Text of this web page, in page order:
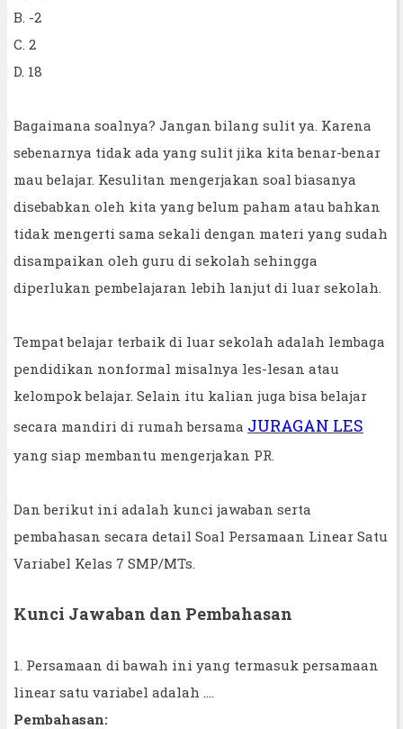
B. -2
C. 2
D. 18
Bagaimana soalnya? Jangan bilang sulit ya. Karena
sebenarnya tidak ada yang sulit jika kita benar-benar
mau belajar. Kesulitan mengerjakan soal biasanya
disebabkan oleh kita yang belum paham atau bahkan
tidak mengerti sama sekali dengan materi yang sudah
disampaikan oleh guru di sekolah sehingga
diperlukan pembelajaran lebih lanjut di luar sekolah.
Tempat belajar terbaik di luar sekolah adalah lembaga
pendidikan nonformal misalnya les-lesan atau
kelompok belajar. Selain itu kalian juga bisa belajar
secara mandiri di rumah bersama JURAGAN LES
yang siap membantu mengerjakan PR.
Dan berikut ini adalah kunci jawaban serta
pembahasan secara detail Soal Persamaan Linear Satu
Variabel Kelas 7 SMP/MTs.
Kunci Jawaban dan Pembahasan
1. Persamaan di bawah ini yang termasuk persamaan
linear satu variabel adalah ....
Pembahasan: